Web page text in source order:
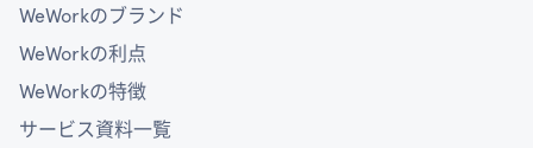
WeWorkのブランド
WeWorkの利点
WeWorkの特徴
サービス資料一覧